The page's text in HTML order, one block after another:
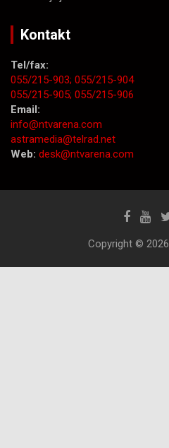
Kontakt
Tel/fax:
055/215-903; 055/215-904
055/215-905; 055/215-906
Email:
info@ntvarena.com
astramedia@telrad.net
Web: desk@ntvarena.com
Copyright © 2026